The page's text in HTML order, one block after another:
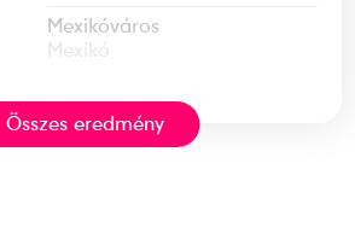
Mexikóváros
Mexikó
játékok
Összes eredmény